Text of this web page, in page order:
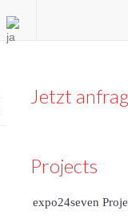
Jetzt
Projects
expo24seven